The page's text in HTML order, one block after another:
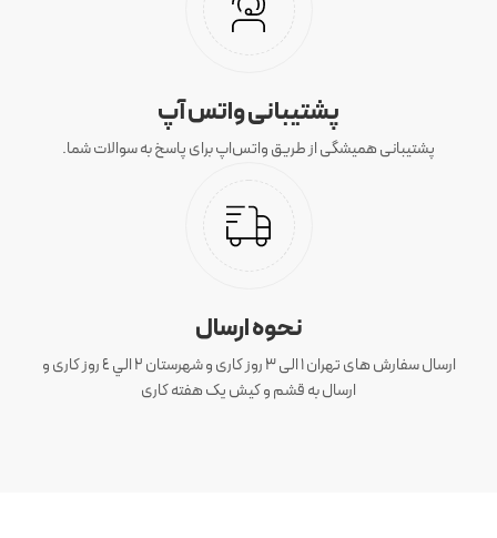
پشتیبانی واتس آپ
پشتیبانی همیشگی از طریق واتس‌اپ برای پاسخ به سوالات شما.
نحوه ارسال
ارسال سفارش های تهران 1 الی 3 روز کاری و شهرستان ٢ الي ٤ روز کاری و
ارسال به قشم و کیش یک هفته کاری